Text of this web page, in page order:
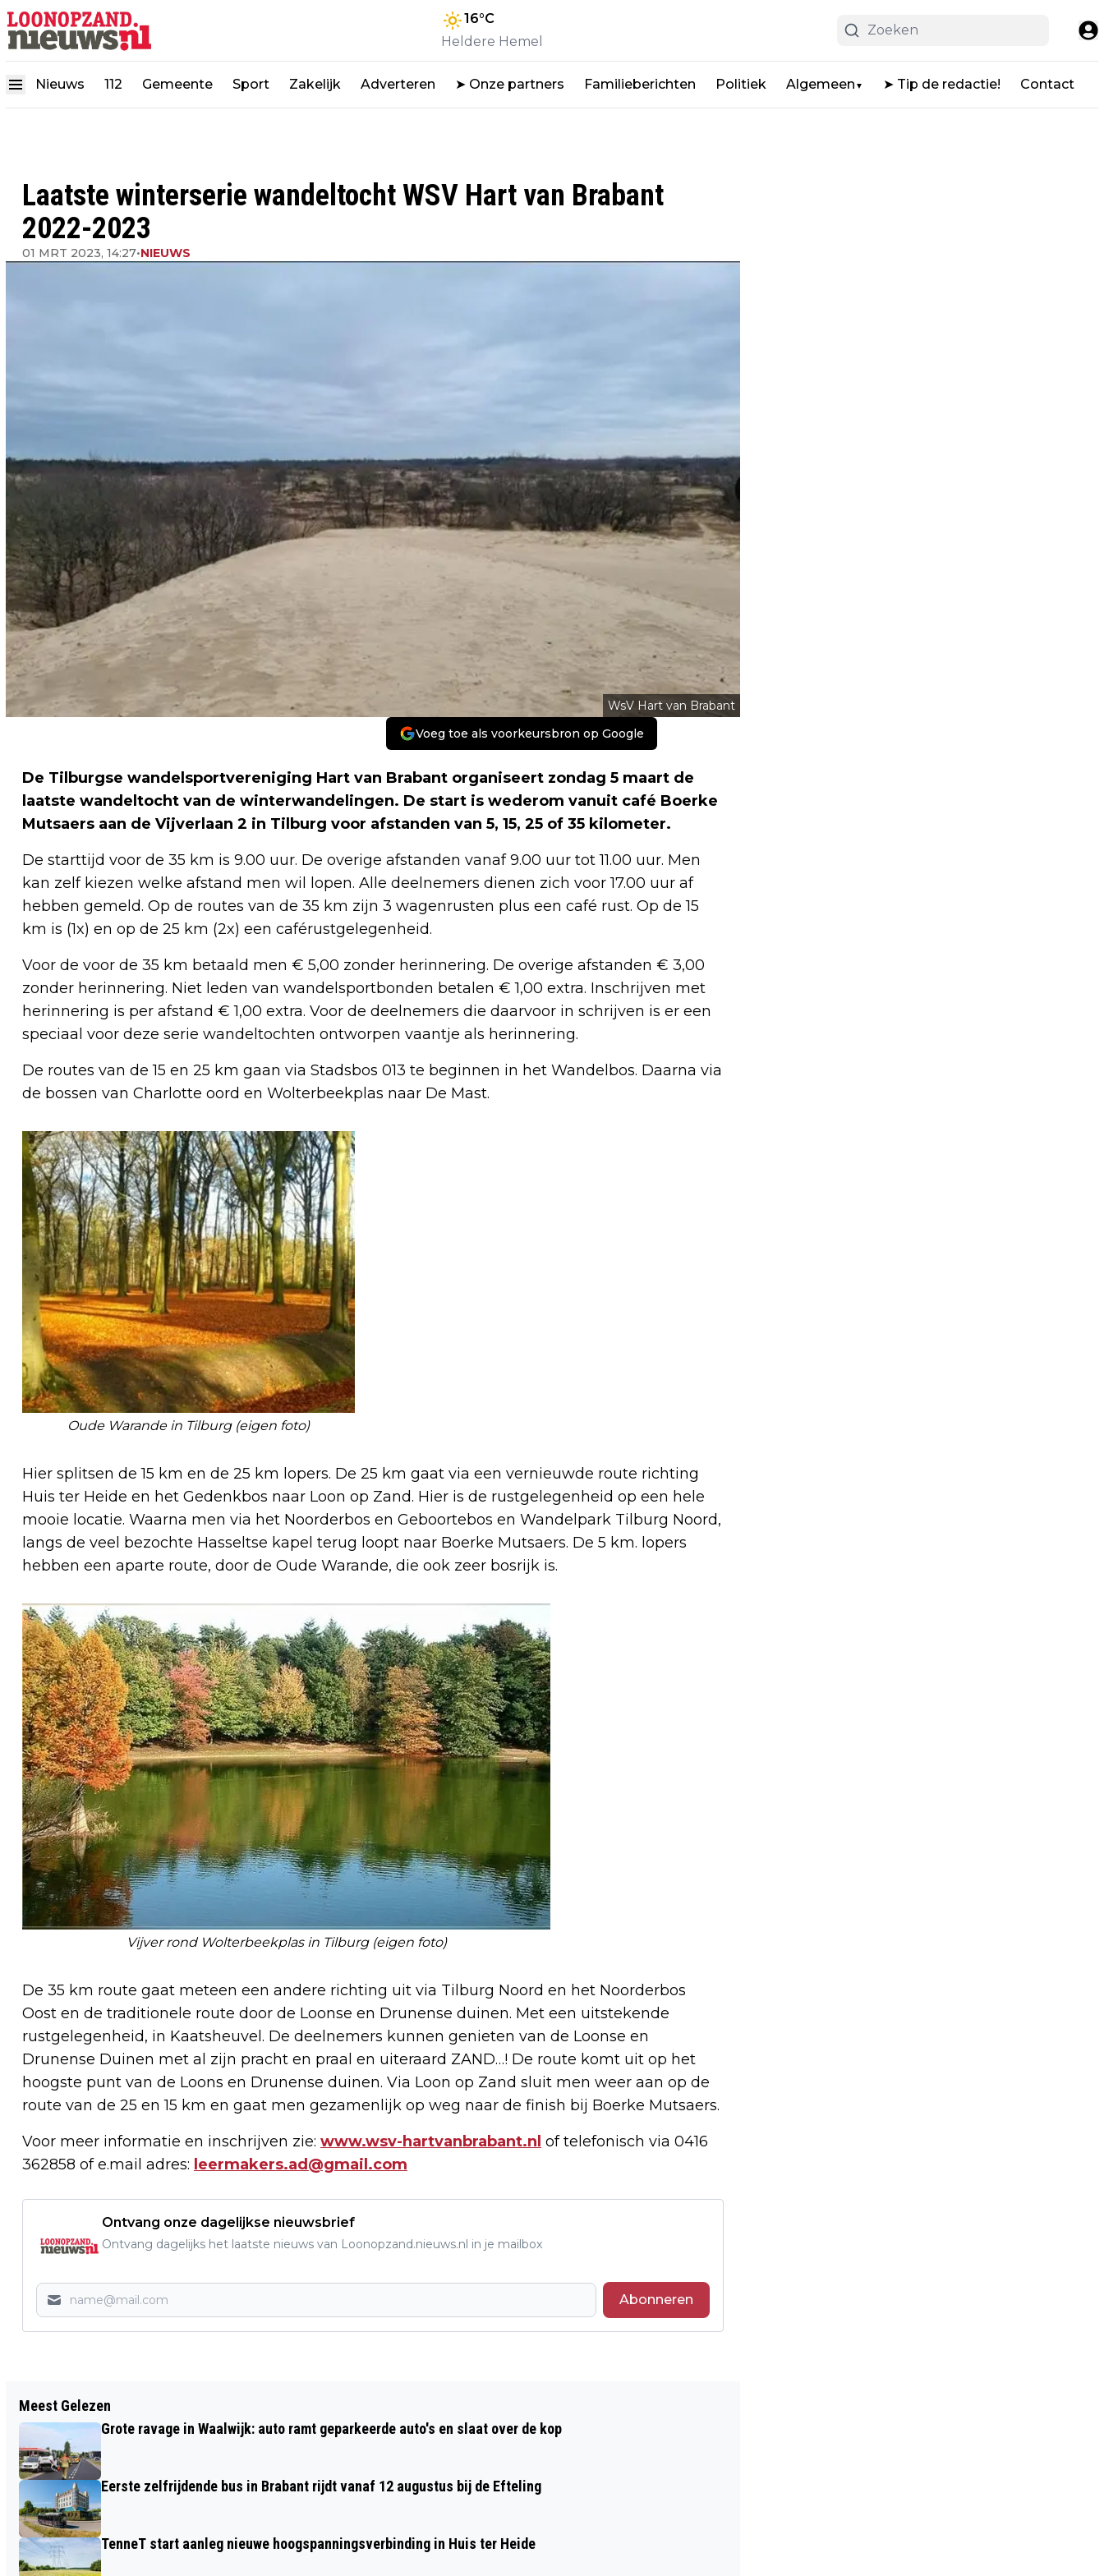
16°C
Heldere Hemel
Nieuws 112 Gemeente Sport Zakelijk Adverteren ➤ Onze partners Familieberichten Politiek Algemeen ▼ ➤ Tip de redactie! Contact
Laatste winterserie wandeltocht WSV Hart van Brabant
2022-2023
01 MRT 2023, 14:27•NIEUWS
WsV Hart van Brabant
Voeg toe als voorkeursbron op Google
De Tilburgse wandelsportvereniging Hart van Brabant organiseert zondag 5 maart de
laatste wandeltocht van de winterwandelingen. De start is wederom vanuit café Boerke
Mutsaers aan de Vijverlaan 2 in Tilburg voor afstanden van 5, 15, 25 of 35 kilometer.
De starttijd voor de 35 km is 9.00 uur. De overige afstanden vanaf 9.00 uur tot 11.00 uur. Men
kan zelf kiezen welke afstand men wil lopen. Alle deelnemers dienen zich voor 17.00 uur af
hebben gemeld. Op de routes van de 35 km zijn 3 wagenrusten plus een café rust. Op de 15
km is (1x) en op de 25 km (2x) een caférustgelegenheid.
Voor de voor de 35 km betaald men € 5,00 zonder herinnering. De overige afstanden € 3,00
zonder herinnering. Niet leden van wandelsportbonden betalen € 1,00 extra. Inschrijven met
herinnering is per afstand € 1,00 extra. Voor de deelnemers die daarvoor in schrijven is er een
speciaal voor deze serie wandeltochten ontworpen vaantje als herinnering.
De routes van de 15 en 25 km gaan via Stadsbos 013 te beginnen in het Wandelbos. Daarna via
de bossen van Charlotte oord en Wolterbeekplas naar De Mast.
Oude Warande in Tilburg (eigen foto)
Hier splitsen de 15 km en de 25 km lopers. De 25 km gaat via een vernieuwde route richting
Huis ter Heide en het Gedenkbos naar Loon op Zand. Hier is de rustgelegenheid op een hele
mooie locatie. Waarna men via het Noorderbos en Geboortebos en Wandelpark Tilburg Noord,
langs de veel bezochte Hasseltse kapel terug loopt naar Boerke Mutsaers. De 5 km. lopers
hebben een aparte route, door de Oude Warande, die ook zeer bosrijk is.
Vijver rond Wolterbeekplas in Tilburg (eigen foto)
De 35 km route gaat meteen een andere richting uit via Tilburg Noord en het Noorderbos
Oost en de traditionele route door de Loonse en Drunense duinen. Met een uitstekende
rustgelegenheid, in Kaatsheuvel. De deelnemers kunnen genieten van de Loonse en
Drunense Duinen met al zijn pracht en praal en uiteraard ZAND…! De route komt uit op het
hoogste punt van de Loons en Drunense duinen. Via Loon op Zand sluit men weer aan op de
route van de 25 en 15 km en gaat men gezamenlijk op weg naar de finish bij Boerke Mutsaers.
Voor meer informatie en inschrijven zie: www.wsv-hartvanbrabant.nl of telefonisch via 0416
362858 of e.mail adres: leermakers.ad@gmail.com
Ontvang onze dagelijkse nieuwsbrief
Ontvang dagelijks het laatste nieuws van Loonopzand.nieuws.nl in je mailbox
Abonneren
BIBLIOTHEEK LOON OP ZAND VIERT DE
BOEKENWEEK MET EEN STILLE
BOEKENCLUB
ZAND (SOL) ZOEKT PER DIRECT EEN
Meest Gelezen
Grote ravage in Waalwijk: auto ramt geparkeerde auto's en slaat over de kop
Eerste zelfrijdende bus in Brabant rijdt vanaf 12 augustus bij de Efteling
TenneT start aanleg nieuwe hoogspanningsverbinding in Huis ter Heide